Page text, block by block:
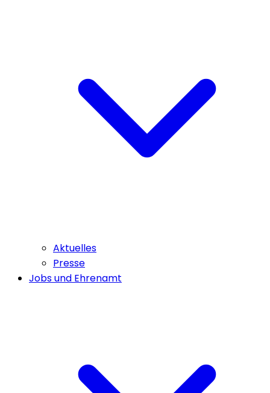
Aktuelles
Presse
Jobs und Ehrenamt